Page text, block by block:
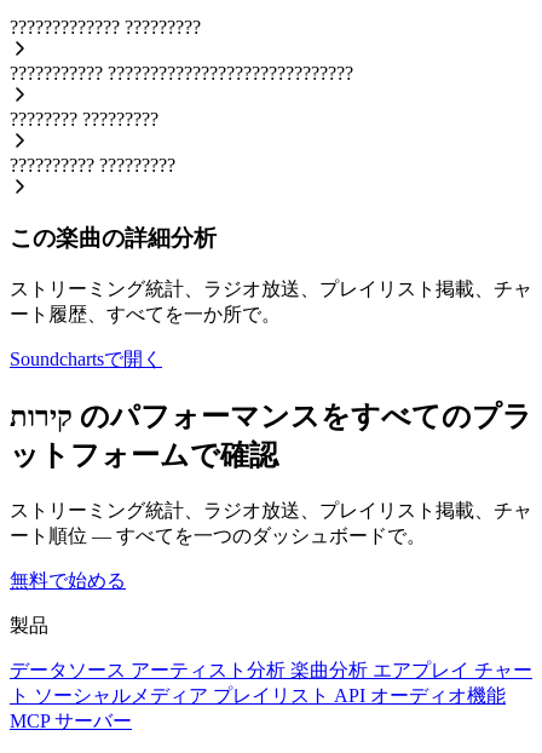
????????????? ?????????
??????????? ?????????????????????????????
???????? ?????????
?????????? ?????????
この楽曲の詳細分析
ストリーミング統計、ラジオ放送、プレイリスト掲載、チャ
ート履歴、すべてを一か所で。
Soundchartsで開く
קירות のパフォーマンスをすべてのプラ
ットフォームで確認
ストリーミング統計、ラジオ放送、プレイリスト掲載、チャ
ート順位 — すべてを一つのダッシュボードで。
無料で始める
製品
データソース アーティスト分析 楽曲分析 エアプレイ チャー
ト ソーシャルメディア プレイリスト API オーディオ機能
MCP サーバー